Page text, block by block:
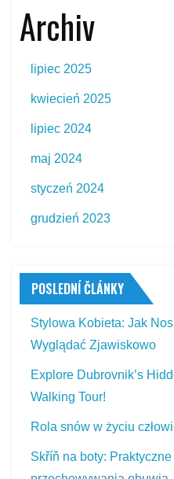
Archiv
lipiec 2025
kwiecień 2025
lipiec 2024
maj 2024
styczeń 2024
grudzień 2023
POSLEDNÍ ČLÁNKY
Stylowa Kobieta: Jak
Wyglądać Zjawiskowo
Explore Dubrovnik’s
Walking Tour!
Rola snów w życiu
Skříň na boty: